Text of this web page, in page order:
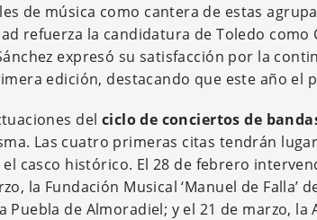
de música como cantera de estas
refuerza la candidatura de Toledo como
expresó su satisfacción por la
edición, destacando que este año el
del ciclo de conciertos de
Las cuatro primeras citas tendrán
casco histórico. El 28 de febrero
la Fundación Musical ‘Manuel de Falla’
Puebla de Almoradiel; y el 21 de marzo, la